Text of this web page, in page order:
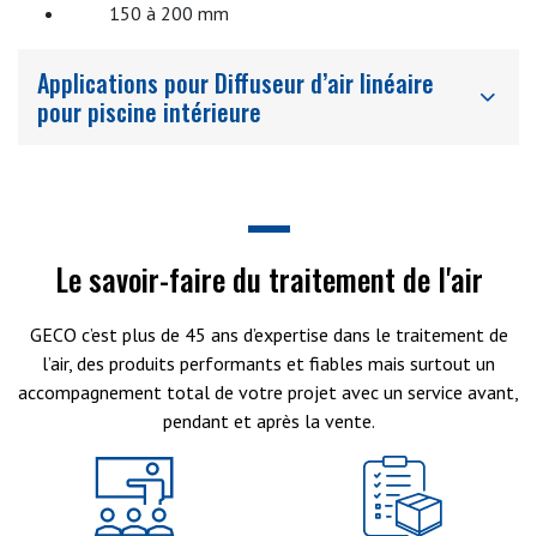
150 à 200 mm
Applications pour Diffuseur d’air linéaire
pour piscine intérieure
Le savoir-faire du traitement de l'air
GECO c’est plus de 45 ans d’expertise dans le traitement de
l’air, des produits performants et fiables mais surtout un
accompagnement total de votre projet avec un service avant,
pendant et après la vente.